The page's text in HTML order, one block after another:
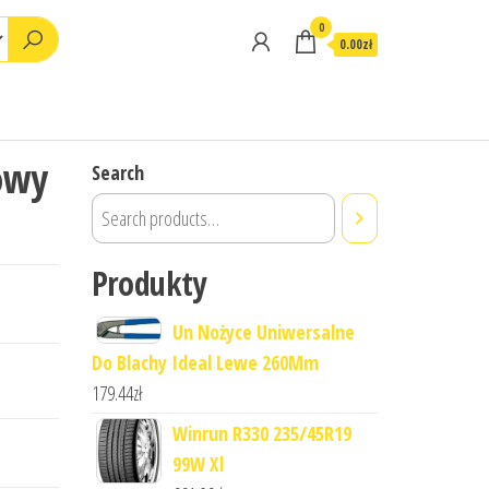
0
0.00zł
Search
Produkty
Un Nożyce Uniwersalne
Do Blachy Ideal Lewe 260Mm
179.44zł
Winrun R330 235/45R19
99W Xl